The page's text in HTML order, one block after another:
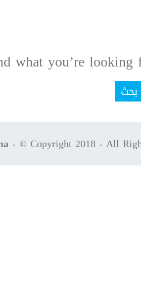
what you’re looking
- © Copyright 2018 - All